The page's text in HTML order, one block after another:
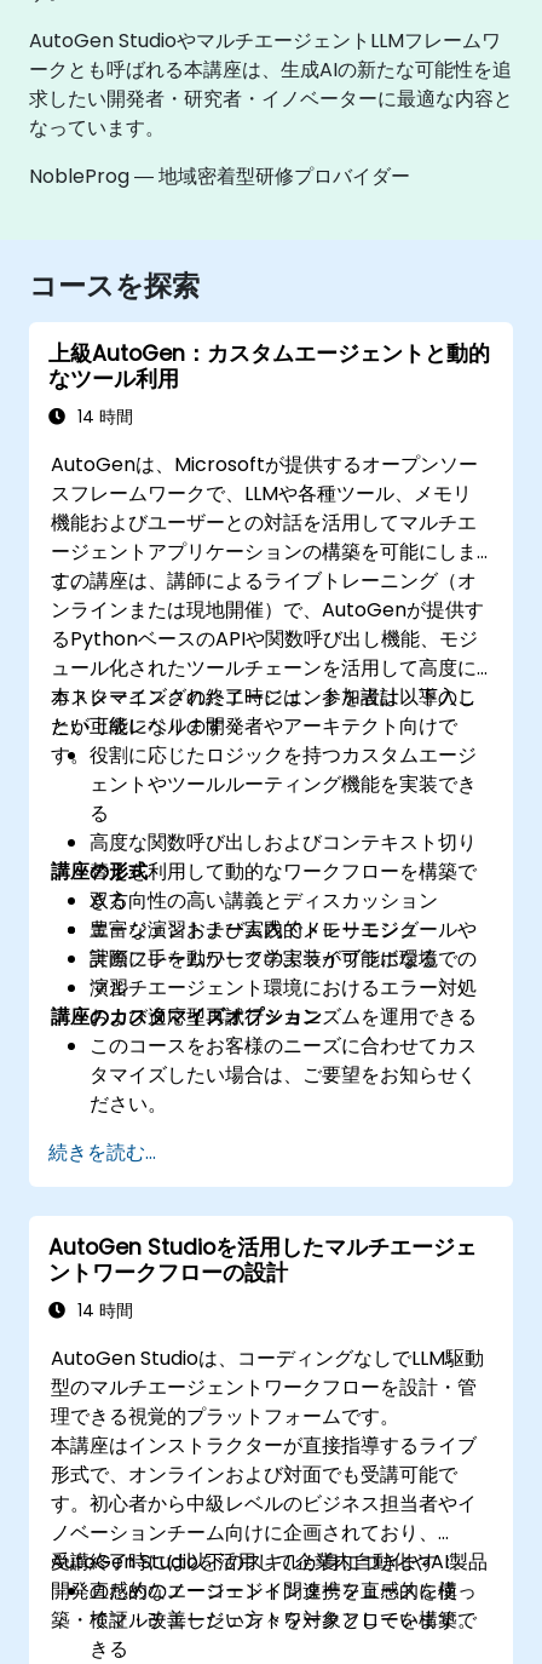
AutoGen StudioやマルチエージェントLLMフレームワ
ークとも呼ばれる本講座は、生成AIの新たな可能性を追
求したい開発者・研究者・イノベーターに最適な内容と
なっています。
NobleProg ― 地域密着型研修プロバイダー
コースを探索
上級AutoGen：カスタムエージェントと動的
なツール利用
14 時間
AutoGenは、Microsoftが提供するオープンソー
スフレームワークで、LLMや各種ツール、メモリ
機能およびユーザーとの対話を活用してマルチエ
ージェントアプリケーションの構築を可能にしま
す。
この講座は、講師によるライブトレーニング（オ
ンラインまたは現地開催）で、AutoGenが提供す
るPythonベースのAPIや関数呼び出し機能、モジ
ュール化されたツールチェーンを活用して高度に
カスタマイズされたエージェントを設計・導入し
たい上級レベルの開発者やアーキテクト向けで
す。
本トレーニングの終了時には、参加者は以下のこ
とが可能になります：
役割に応じたロジックを持つカスタムエージ
ェントやツールルーティング機能を実装でき
る
高度な関数呼び出しおよびコンテキスト切り
替えを利用して動的なワークフローを構築で
きる
エージェントチーム内でメモリモジュールや
計画フレームワークの実装が可能になる
マルチエージェント環境におけるエラー対処
および適応型再試行メカニズムを運用できる
講座の形式
双方向性の高い講義とディスカッション
豊富な演習および実践的トレーニング
実際に手を動かして学ぶライブラボ環境での
演習
講座のカスタマイズオプション
このコースをお客様のニーズに合わせてカス
タマイズしたい場合は、ご要望をお知らせく
ださい。
続きを読む...
AutoGen Studioを活用したマルチエージェ
ントワークフローの設計
14 時間
AutoGen Studioは、コーディングなしでLLM駆動
型のマルチエージェントワークフローを設計・管
理できる視覚的プラットフォームです。
本講座はインストラクターが直接指導するライブ
形式で、オンラインおよび対面でも受講可能で
す。初心者から中級レベルのビジネス担当者やイ
ノベーションチーム向けに企画されており、
AutoGen Studioを活用して企業内自動化やAI製品
開発のためのエージェント間連携を直感的に構
築・検証・改善したい方々を対象としています。
受講終了時には以下のスキルが身につきます：
直感的なノーコードインターフェースを使っ
てマルチエージェントワークフローを構築で
きる